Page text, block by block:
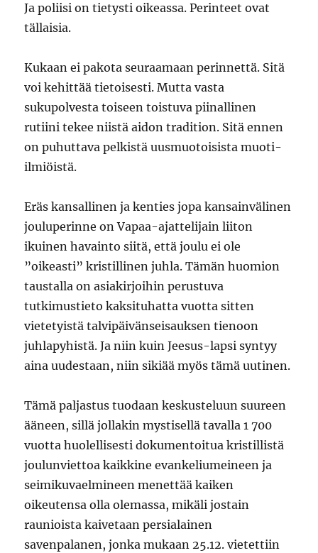
Ja poliisi on tietysti oikeassa. Perinteet ovat
tällaisia.
Kukaan ei pakota seuraamaan perinnettä. Sitä
voi kehittää tietoisesti. Mutta vasta
sukupolvesta toiseen toistuva piinallinen
rutiini tekee niistä aidon tradition. Sitä ennen
on puhuttava pelkistä uusmuotoisista muoti-
ilmiöistä.
Eräs kansallinen ja kenties jopa kansainvälinen
jouluperinne on Vapaa-ajattelijain liiton
ikuinen havainto siitä, että joulu ei ole
”oikeasti” kristillinen juhla. Tämän huomion
taustalla on asiakirjoihin perustuva
tutkimustieto kaksituhatta vuotta sitten
vietetyistä talvipäivänseisauksen tienoon
juhlapyhistä. Ja niin kuin Jeesus-lapsi syntyy
aina uudestaan, niin sikiää myös tämä uutinen.
Tämä paljastus tuodaan keskusteluun suureen
ääneen, sillä jollakin mystisellä tavalla 1 700
vuotta huolellisesti dokumentoitua kristillistä
joulunviettoa kaikkine evankeliumeineen ja
seimikuvaelmineen menettää kaiken
oikeutensa olla olemassa, mikäli jostain
raunioista kaivetaan persialainen
savenpalanen, jonka mukaan 25.12. vietettiin